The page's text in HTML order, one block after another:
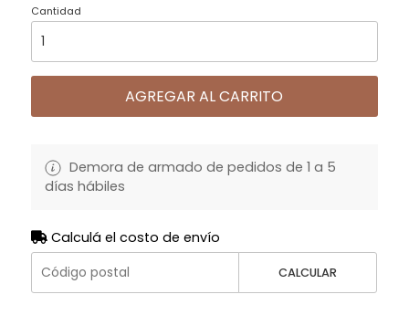
Cantidad
AGREGAR AL CARRITO
Demora de armado de pedidos de 1 a 5
días hábiles
Calculá el costo de envío
CALCULAR